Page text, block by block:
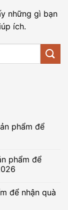
những gì bạn
ích.
phẩm để
phẩm để
để nhận quà